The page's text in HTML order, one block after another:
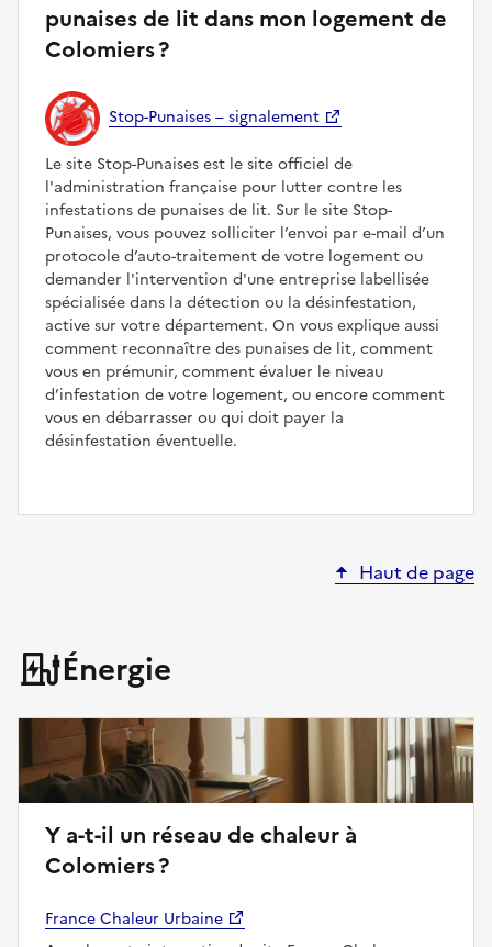
punaises de lit dans mon logement de
Colomiers ?
Stop-Punaises – signalement
Le site Stop-Punaises est le site officiel de
l'administration française pour lutter contre les
infestations de punaises de lit. Sur le site Stop-
Punaises, vous pouvez solliciter l’envoi par e-mail d’un
protocole d’auto-traitement de votre logement ou
demander l'intervention d'une entreprise labellisée
spécialisée dans la détection ou la désinfestation,
active sur votre département. On vous explique aussi
comment reconnaître des punaises de lit, comment
vous en prémunir, comment évaluer le niveau
d’infestation de votre logement, ou encore comment
vous en débarrasser ou qui doit payer la
désinfestation éventuelle.
Haut de page
Énergie
Y a-t-il un réseau de chaleur à
Colomiers ?
France Chaleur Urbaine